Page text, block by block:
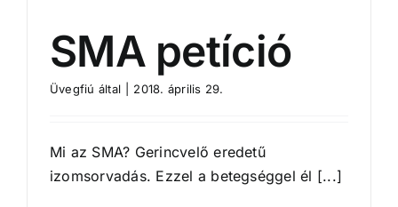
SMA petíció
Üvegfiú által 2018. április 29.
Mi az SMA? Gerincvelő eredetű
izomsorvadás. Ezzel a betegséggel él [...]